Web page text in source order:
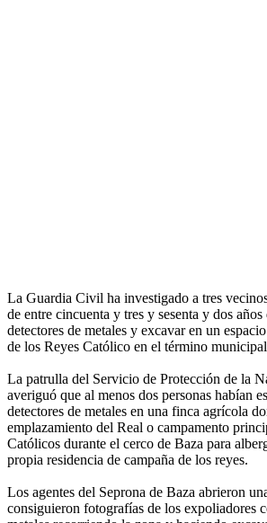
La Guardia Civil ha investigado a tres
de entre cincuenta y tres y sesenta y dos
detectores de metales y excavar en un
de los Reyes Católico en el término
La patrulla del Servicio de Protección de la
averiguó que al menos dos personas habían
detectores de metales en una finca agrícola
emplazamiento del Real o campamento
Católicos durante el cerco de Baza para
propia residencia de campaña de los reyes.
Los agentes del Seprona de Baza abrieron
consiguieron fotografías de los expoliadores